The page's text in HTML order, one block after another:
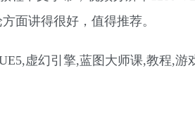
面讲得很好，值得推荐。
虚幻引擎,蓝图大师课,教程,